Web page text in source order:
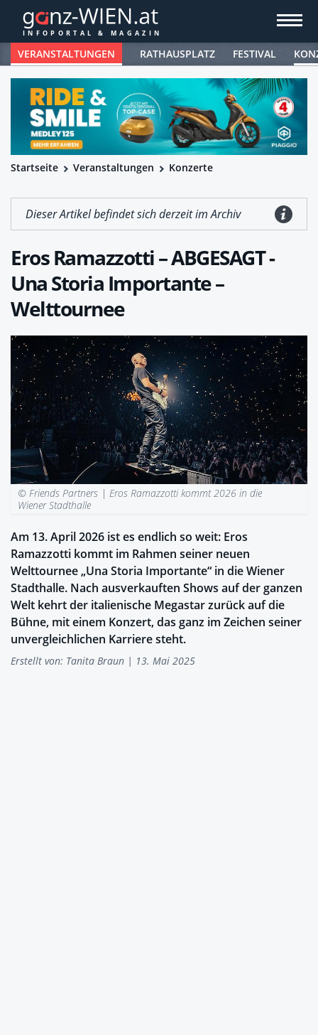
VERANSTALTUNGEN RATHAUSPLATZ FESTIVAL
Startseite Veranstaltungen Konzerte
Dieser Artikel befindet sich derzeit im Archiv
Eros Ramazzotti – ABGESAGT -
Una Storia Importante –
Welttournee
© Friends Partners | Eros Ramazzotti kommt 2026 in die
Wiener Stadthalle
Am 13. April 2026 ist es endlich so weit: Eros
Ramazzotti kommt im Rahmen seiner neuen
Welttournee „Una Storia Importante“ in die Wiener
Stadthalle. Nach ausverkauften Shows auf der ganzen
Welt kehrt der italienische Megastar zurück auf die
Bühne, mit einem Konzert, das ganz im Zeichen seiner
unvergleichlichen Karriere steht.
Erstellt von: Tanita Braun | 13. Mai 2025